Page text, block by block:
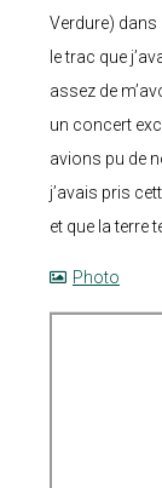
Verdure) dans
le trac que
assez de
un concert
avions pu de
j’avais pris
et que la terre
Photo